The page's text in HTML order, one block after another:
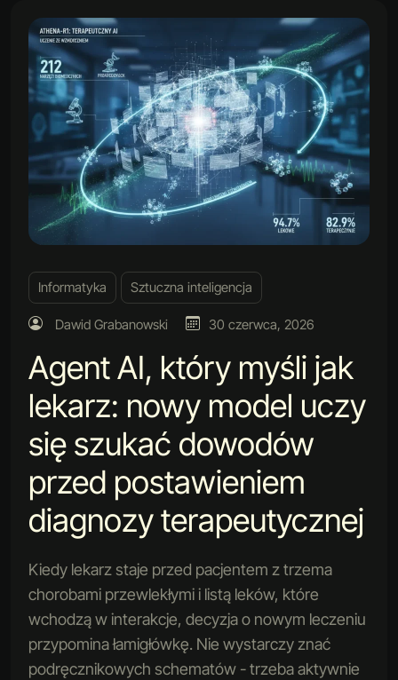
Informatyka Sztuczna inteligencja
Dawid Grabanowski 30 czerwca, 2026
Agent AI, który myśli jak
lekarz: nowy model uczy
się szukać dowodów
przed postawieniem
diagnozy terapeutycznej
Kiedy lekarz staje przed pacjentem z trzema
chorobami przewlekłymi i listą leków, które
wchodzą w interakcje, decyzja o nowym leczeniu
przypomina łamigłówkę. Nie wystarczy znać
podręcznikowych schematów - trzeba aktywnie